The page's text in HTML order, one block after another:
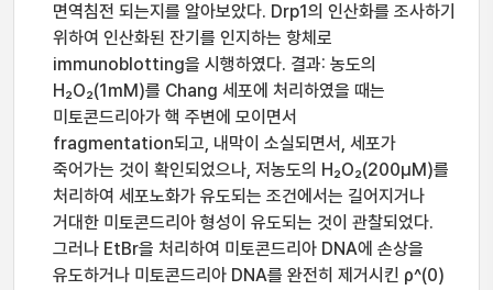
면역침전 되는지를 알아보았다. Drp1의 인산화를 조사하기
위하여 인산화된 잔기를 인지하는 항체로
immunoblotting을 시행하였다. 결과: 농도의
H₂O₂(1mM)를 Chang 세포에 처리하였을 때는
미토콘드리아가 핵 주변에 모이면서
fragmentation되고, 내막이 소실되면서, 세포가
죽어가는 것이 확인되었으나, 저농도의 H₂O₂(200μM)를
처리하여 세포노화가 유도되는 조건에서는 길어지거나
거대한 미토콘드리아 형성이 유도되는 것이 관찰되었다.
그러나 EtBr을 처리하여 미토콘드리아 DNA에 손상을
유도하거나 미토콘드리아 DNA를 완전히 제거시킨 ρ^(0)